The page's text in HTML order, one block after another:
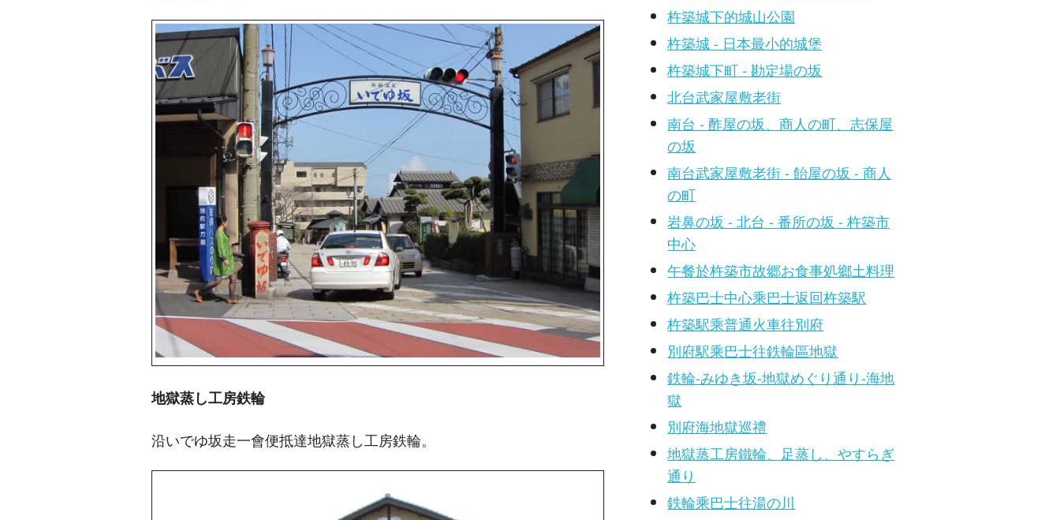
地獄蒸し工房鉄輪
沿いでゆ坂走一會便抵達地獄蒸し工房鉄輪。
杵築城下的城山公園
杵築城 - 日本最小的城堡
杵築城下町 - 勘定場の坂
北台武家屋敷老街
南台 - 酢屋の坂、商人の町、志保屋
の坂
南台武家屋敷老街 - 飴屋の坂 - 商人
の町
岩鼻の坂 - 北台 - 番所の坂 - 杵築市
中心
午餐於杵築市故郷お食事処鄉土料理
杵築巴士中心乘巴士返回杵築駅
杵築駅乘普通火車往別府
別府駅乘巴士往鉄輪區地獄
鉄輪-みゆき坂-地獄めぐり通り-海地
獄
別府海地獄巡禮
地獄蒸工房鐵輪、足蒸し、やすらぎ
通り
鉄輪乘巴士往湯の川